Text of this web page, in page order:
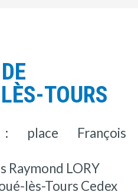
TOURS
: place François
Raymond LORY
lès-Tours Cedex